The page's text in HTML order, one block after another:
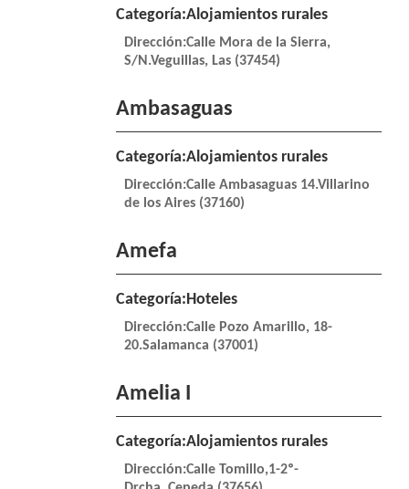
Categoría:Alojamientos rurales
Dirección:Calle Mora de la Sierra,
S/N.Veguillas, Las (37454)
Ambasaguas
Categoría:Alojamientos rurales
Dirección:Calle Ambasaguas 14.Villarino
de los Aires (37160)
Amefa
Categoría:Hoteles
Dirección:Calle Pozo Amarillo, 18-
20.Salamanca (37001)
Amelia I
Categoría:Alojamientos rurales
Dirección:Calle Tomillo,1-2º-